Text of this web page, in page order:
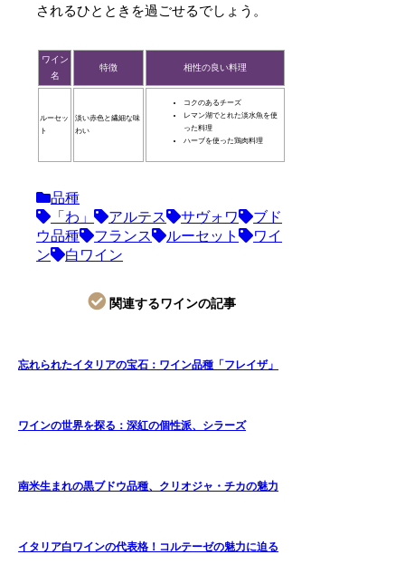
されるひとときを過ごせるでしょう。
ワイン
名
特徴 相性の良い料理
ルーセッ
ト
淡い赤色と繊細な味
わい
コクのあるチーズ
レマン湖でとれた淡水魚を使
った料理
ハーブを使った鶏肉料理
品種
「わ」
アルテス サヴォワ
ブド
ウ品種
フランス ルーセット
ワイ
ン
白ワイン
関連するワインの記事
忘れられたイタリアの宝石：ワイン品種「フレイザ」
ワインの世界を探る：深紅の個性派、シラーズ
南米生まれの黒ブドウ品種、クリオジャ・チカの魅力
イタリア白ワインの代表格！コルテーゼの魅力に迫る